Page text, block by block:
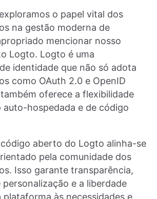
o papel vital dos
na gestão moderna de
mencionar nosso
Logto. Logto é uma
identidade que não só adota
como OAuth 2.0 e OpenID
oferece a flexibilidade
auto-hospedada e de código
aberto do Logto alinha-se
pela comunidade dos
Isso garante transparência,
personalização e a liberdade